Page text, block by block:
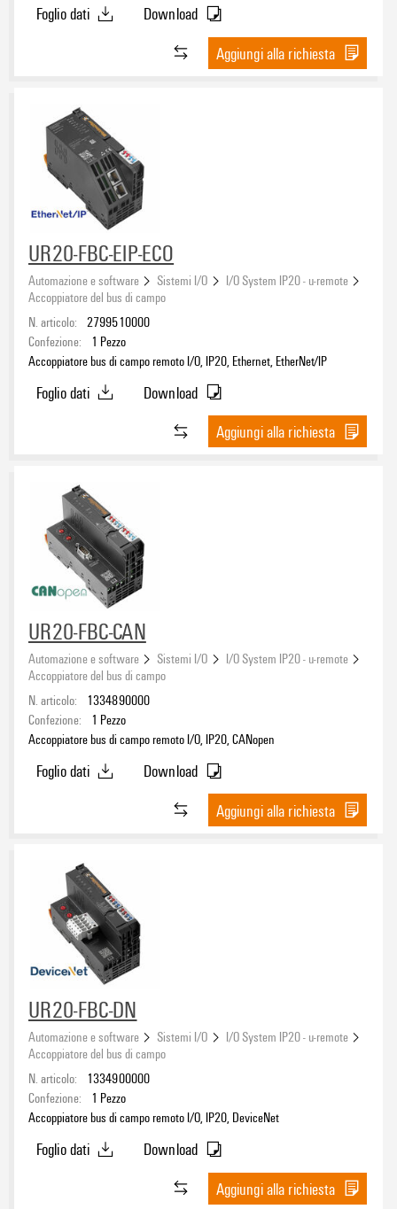
Foglio dati
Download
Aggiungi alla richiesta
UR20-FBC-EIP-ECO
Automazione e software Sistemi I/O
I/O System IP20 - u-remote
Accoppiatore del bus di campo
N. articolo: 2799510000
Confezione:
1 Pezzo
Accoppiatore bus di campo remoto I/O, IP20, Ethernet, EtherNet/IP
Foglio dati
Download
Aggiungi alla richiesta
UR20-FBC-CAN
Automazione e software Sistemi I/O
I/O System IP20 - u-remote
Accoppiatore del bus di campo
N. articolo:
1334890000
Confezione:
1 Pezzo
Accoppiatore bus di campo remoto I/O, IP20, CANopen
Foglio dati
Download
Aggiungi alla richiesta
UR20-FBC-DN
Automazione e software Sistemi I/O
I/O System IP20 - u-remote
Accoppiatore del bus di campo
N. articolo:
1334900000
Confezione:
1 Pezzo
Accoppiatore bus di campo remoto I/O, IP20, DeviceNet
Foglio dati
Download
Aggiungi alla richiesta